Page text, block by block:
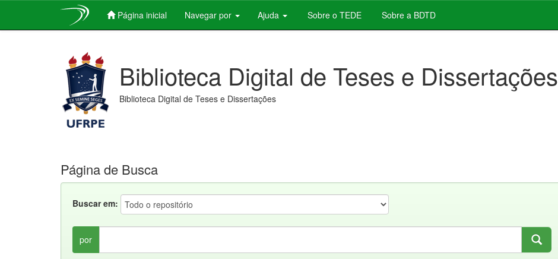
Página inicial Navegar por Ajuda Sobre o TEDE Sobre a BDTD
Biblioteca Digital de Teses e Dissertações
Biblioteca Digital de Teses e Dissertações
Página de Busca
Buscar em:
por